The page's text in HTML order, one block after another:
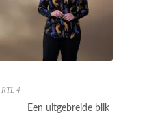
RTL 4
Een uitgebreide blik